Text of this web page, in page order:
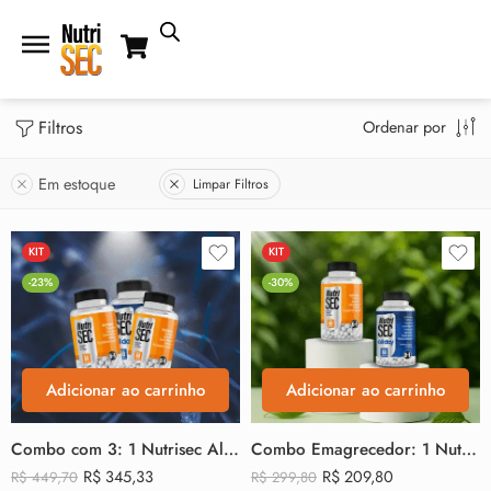
Filtros Ordenar por
Em estoque Limpar Filtros
KIT
-23%
Adicionar ao carrinho
Combo com 3: 1 Nutrisec Allday + 2 Nutrisec
R$449,70 R$ 345,33
KIT
-30%
Adicionar ao carrinho
Combo Emagrecedor: 1 NutriSEC + 1 NutriSEC all day
R$299,80 R$209,80